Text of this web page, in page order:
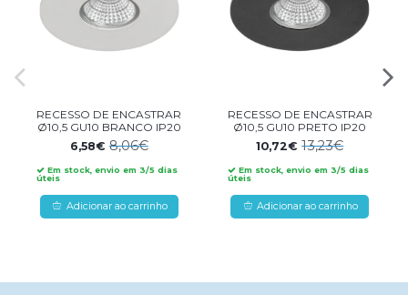
RECESSO DE ENCASTRAR
Ø10,5 GU10 BRANCO IP20
6,58€8,06€
Em stock, envio em 3/5 dias
úteis
Adicionar ao carrinho
RECESSO DE ENCASTRAR
Ø10,5 GU10 PRETO IP20
10,72€13,23€
Em stock, envio em 3/5 dias
úteis
Adicionar ao carrinho